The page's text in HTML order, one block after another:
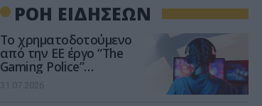
ΡΟΗ ΕΙΔΗΣΕΩΝ
Το χρηματοδοτούμενο
από την ΕΕ έργο “The
Gaming Police”
ενισχύει την ασφάλεια
των παιδιών στο
31.07.2026